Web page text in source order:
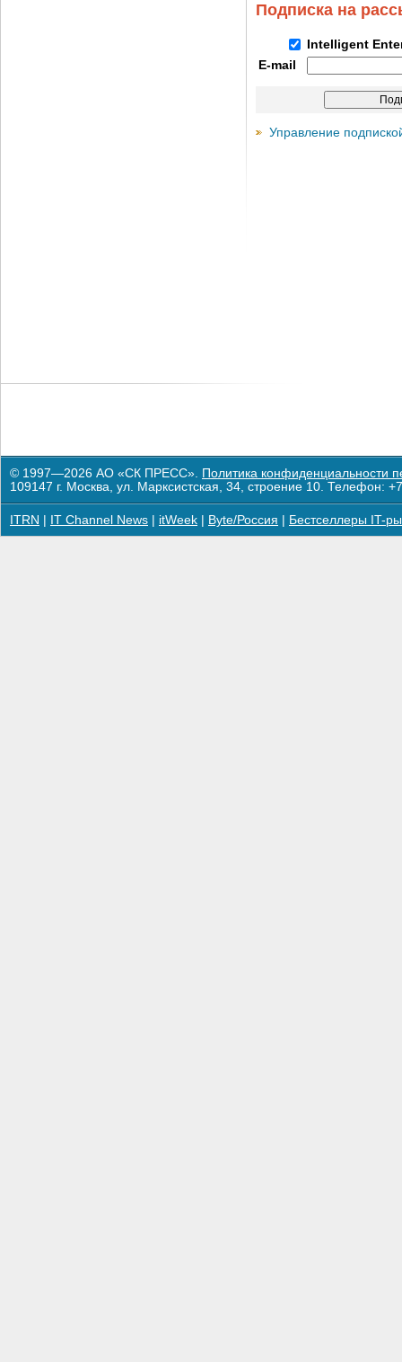
Подписка на
Intelligent
E-mail
Управление
© 1997—2026 АО «СК ПРЕСС». Политика конфиденциальности
109147 г. Москва, ул. Марксистская, 34, строение 10. Телефон:
ITRN IT Channel News itWeek Byte/Россия Бестселлеры IT-